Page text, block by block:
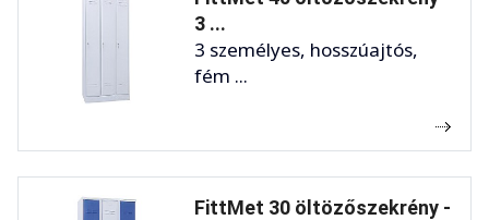
3 ...
3 személyes, hosszúajtós,
fém ...
FittMet 30 öltözőszekrény -